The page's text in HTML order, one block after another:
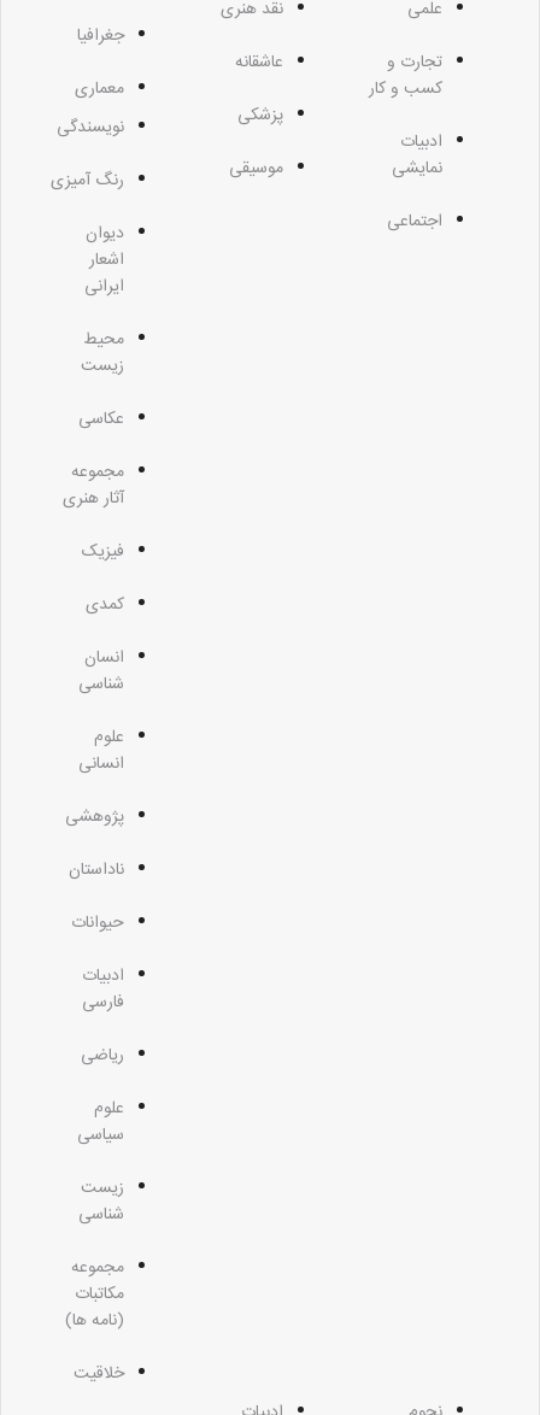
علمی
تجارت و
کسب و کار
ادبیات
نمایشی
اجتماعی
نقد هنری
عاشقانه
پزشکی
موسیقی
جغرافیا
معماری
نویسندگی
رنگ آمیزی
دیوان
اشعار
ایرانی
محیط
زیست
عکاسی
مجموعه
آثار هنری
فیزیک
کمدی
انسان
شناسی
علوم
انسانی
پژوهشی
ناداستان
حیوانات
ادبیات
فارسی
ریاضی
علوم
سیاسی
زیست
شناسی
مجموعه
مکاتبات
(نامه ها)
خلاقیت